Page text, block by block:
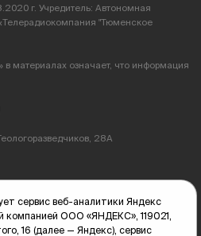
г. Учредитель: Автономная
"Тюменское
в материалах означает, что информация
28А
сервис веб-аналитики Яндекс
компанией ООО «ЯНДЕКС», 119021,
16 (далее — Яндекс), сервис